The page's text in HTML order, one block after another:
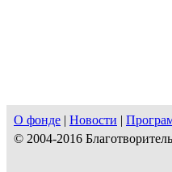
О фонде | Новости |
© 2004-2016